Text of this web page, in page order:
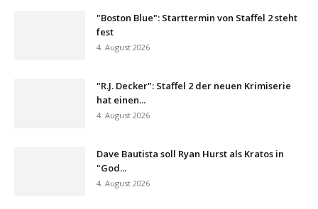
"Boston Blue": Starttermin von Staffel 2 steht
fest
4. August 2026
"R.J. Decker": Staffel 2 der neuen Krimiserie
hat einen...
4. August 2026
Dave Bautista soll Ryan Hurst als Kratos in
"God...
4. August 2026